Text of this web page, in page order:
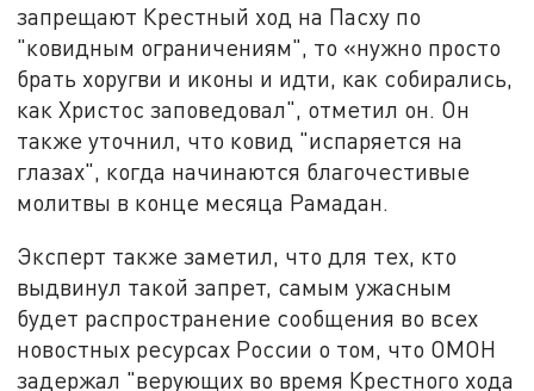
запрещают Крестный ход на Пасху по
"ковидным ограничениям", то «нужно просто
брать хоругви и иконы и идти, как собирались,
как Христос заповедовал", отметил он. Он
также уточнил, что ковид "испаряется на
глазах", когда начинаются благочестивые
молитвы в конце месяца Рамадан.
Эксперт также заметил, что для тех, кто
выдвинул такой запрет, самым ужасным
будет распространение сообщения во всех
новостных ресурсах России о том, что ОМОН
задержал "верующих во время Крестного хода